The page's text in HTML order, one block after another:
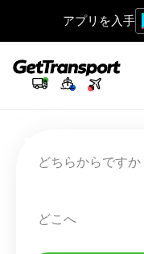
アプリを入手
どちらからですか
どこへ